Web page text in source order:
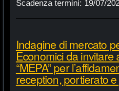
Scadenza termini: 19/07/
Indagine di mercato
Economici da invitare
“MEPA” per
reception, portierato